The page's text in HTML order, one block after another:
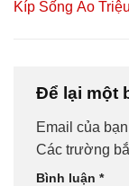
Kíp Sống Ảo
Để lại một
Email của
Các trường
Bình luận *